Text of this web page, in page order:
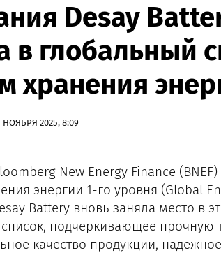
Desay
в глобальный
хранения
НОЯБРЯ 2025, 8:09
New Energy Finance
энергии 1-го уровня (Global
Battery вновь заняла место в
подчеркивающее прочную
качество продукции,